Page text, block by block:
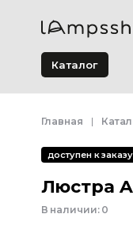
Каталог
Главная
доступен к заказу
Люстра
В наличии: 0